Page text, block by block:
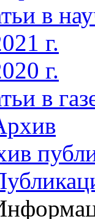
в
г.
г.
в